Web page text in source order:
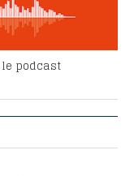
podcast